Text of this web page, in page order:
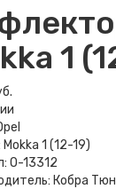
1
Mokka 1 (12-19)
O-13312
Кобра